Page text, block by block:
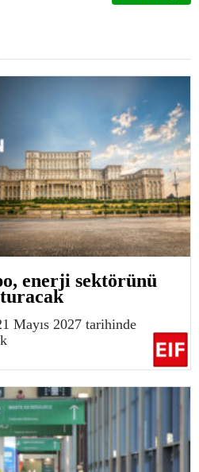
enerji sektörünü
Mayıs 2027 tarihinde